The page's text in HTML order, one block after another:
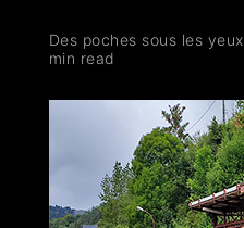
Des poches sous les yeux
min read